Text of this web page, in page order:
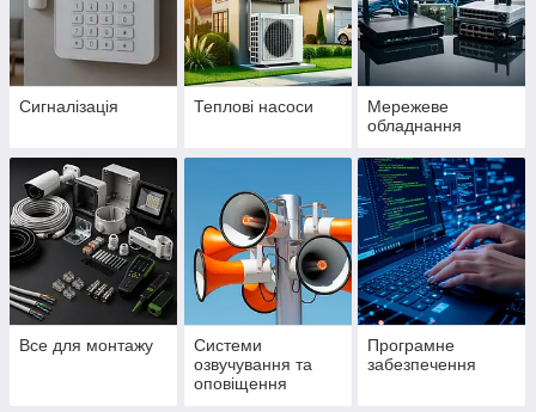
Сигналізація Теплові насоси
Мережеве
обладнання
Все для монтажу
Системи
озвучування та
оповіщення
Програмне
забезпечення